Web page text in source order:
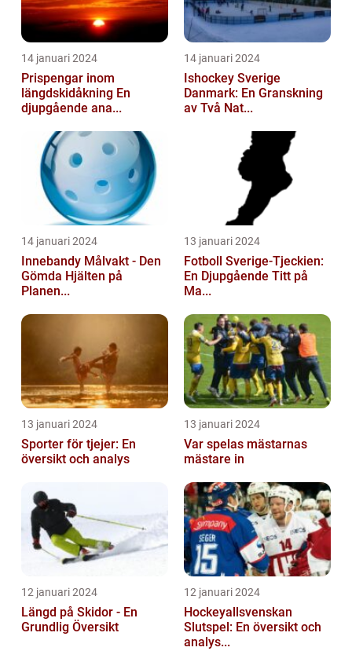
14 januari 2024
Prispengar inom
längdskidåkning En
djupgående ana...
14 januari 2024
Ishockey Sverige
Danmark: En Granskning
av Två Nat...
14 januari 2024
Innebandy Målvakt - Den
Gömda Hjälten på
Planen...
13 januari 2024
Fotboll Sverige-Tjeckien:
En Djupgående Titt på
Ma...
13 januari 2024
Sporter för tjejer: En
översikt och analys
13 januari 2024
Var spelas mästarnas
mästare in
12 januari 2024
Längd på Skidor - En
Grundlig Översikt
12 januari 2024
Hockeyallsvenskan
Slutspel: En översikt och
analys...